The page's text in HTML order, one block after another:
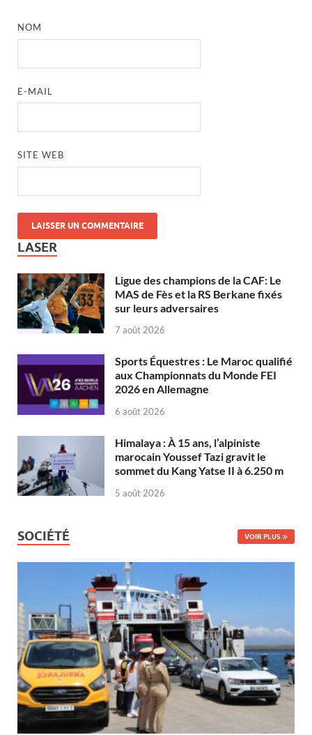
NOM
E-MAIL
SITE WEB
LASER
Ligue des champions de la CAF: Le
MAS de Fès et la RS Berkane fixés
sur leurs adversaires
7 août 2026
Sports Équestres : Le Maroc qualifié
aux Championnats du Monde FEI
2026 en Allemagne
6 août 2026
Himalaya : À 15 ans, l’alpiniste
marocain Youssef Tazi gravit le
sommet du Kang Yatse II à 6.250 m
5 août 2026
SOCIÉTÉ VOIR PLUS